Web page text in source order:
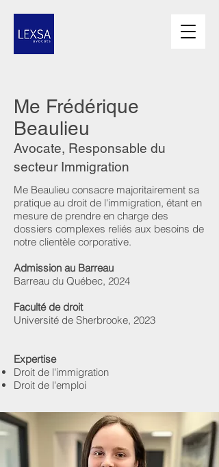
Me Frédérique
Beaulieu
Avocate, Responsable du
secteur Immigration
Me Beaulieu consacre majoritairement sa
pratique au droit de l'immigration, étant en
mesure de prendre en charge des
dossiers complexes reliés aux besoins de
notre clientèle corporative.
Admission au Barreau
Barreau du Québec, 2024
Faculté de droit
Université de Sherbrooke, 2023
Expertise
Droit de l'immigration
Droit de l'emploi